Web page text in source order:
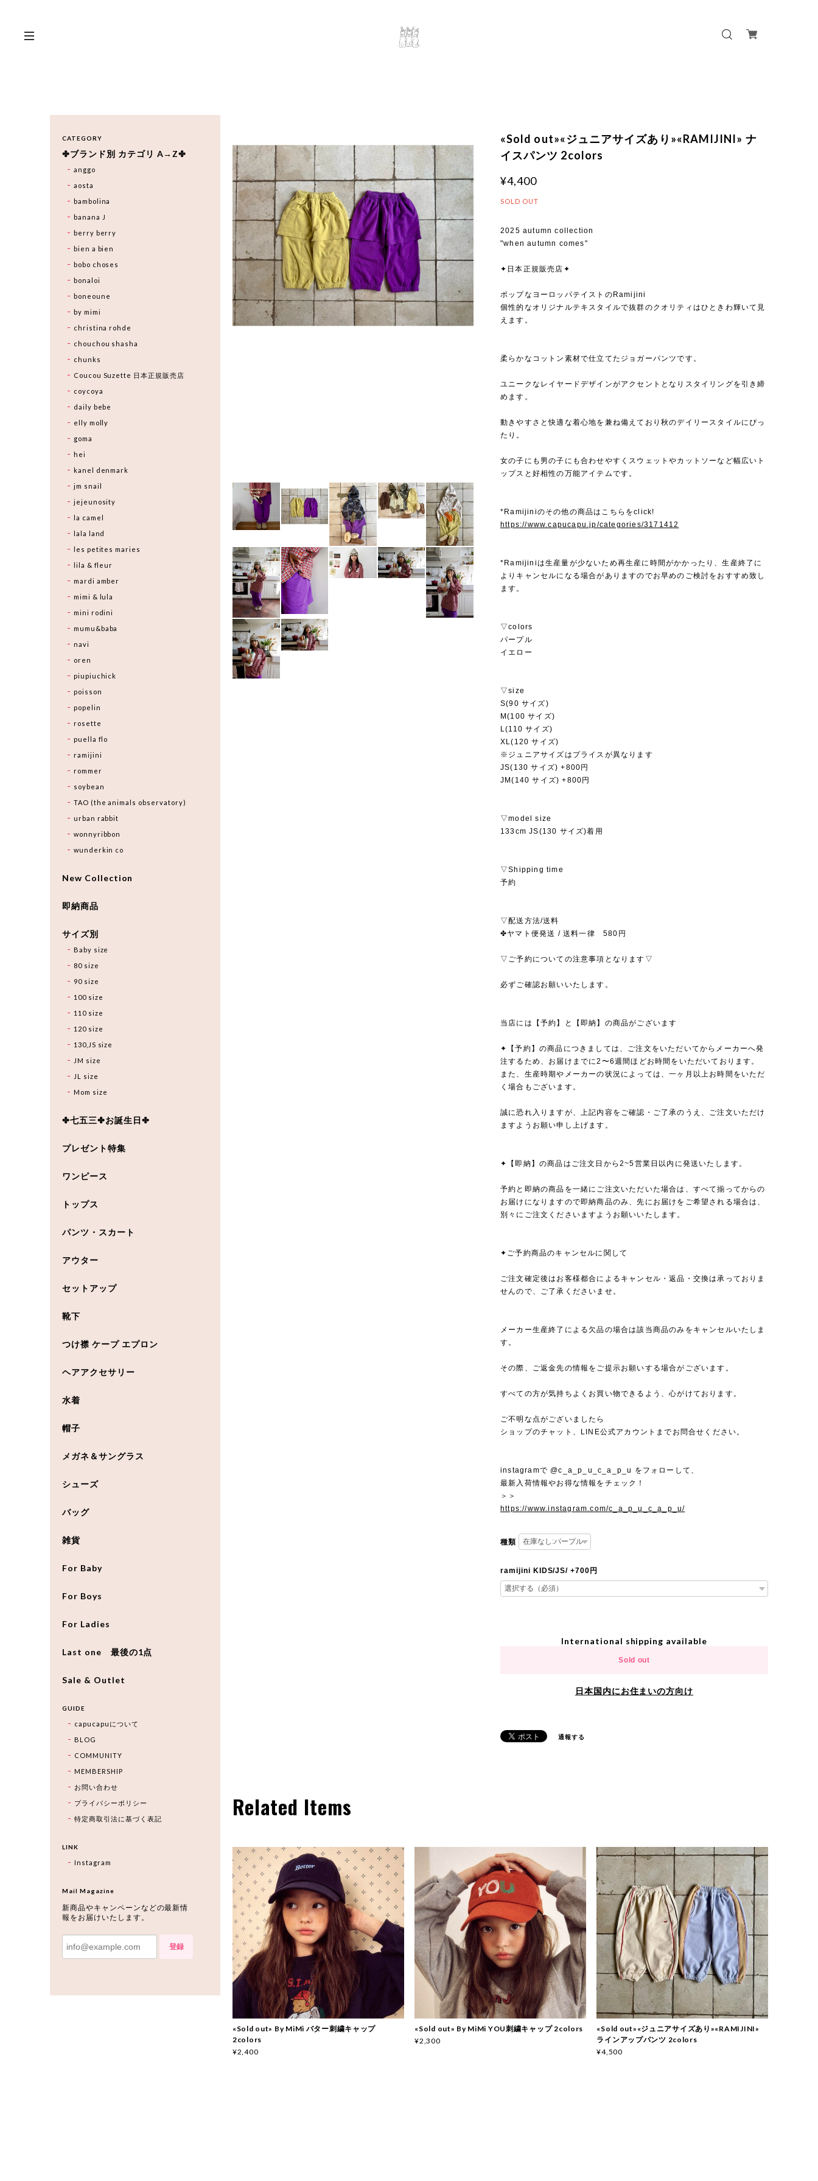
«Sold out»«ジュニアサイズあり»«RAMIJINI» ナ
イスパンツ 2colors
¥4,400
SOLD OUT
2025 autumn collection
"when autumn comes"
✦日本正規販売店✦
ポップなヨーロッパテイストのRamijini
個性的なオリジナルテキスタイルで抜群のクオリティはひときわ輝いて見
えます。
柔らかなコットン素材で仕立てたジョガーパンツです。
ユニークなレイヤードデザインがアクセントとなりスタイリングを引き締
めます。
動きやすさと快適な着心地を兼ね備えており秋のデイリースタイルにぴっ
たり。
女の子にも男の子にも合わせやすくスウェットやカットソーなど幅広いト
ップスと好相性の万能アイテムです。
*Ramijiniのその他の商品はこちらをclick!
https://www.capucapu.jp/categories/3171412
*Ramijiniは生産量が少ないため再生産に時間がかかったり、生産終了に
よりキャンセルになる場合がありますのでお早めのご検討をおすすめ致し
ます。
▽colors
パープル
イエロー
▽size
S(90 サイズ)
M(100 サイズ)
L(110 サイズ)
XL(120 サイズ)
※ジュニアサイズはプライスが異なります
JS(130 サイズ) +800円
JM(140 サイズ) +800円
▽model size
133cm JS(130 サイズ)着用
▽Shipping time
予約
▽配送方法/送料
✤ヤマト便発送 / 送料一律 580円
▽ご予約についての注意事項となります▽
必ずご確認お願いいたします。
当店には【予約】と【即納】の商品がございます
✦【予約】の商品につきましては、ご注文をいただいてからメーカーへ発
注するため、お届けまでに2〜6週間ほどお時間をいただいております。
また、生産時期やメーカーの状況によっては、一ヶ月以上お時間をいただ
く場合もございます。
誠に恐れ入りますが、上記内容をご確認・ご了承のうえ、ご注文いただけ
ますようお願い申し上げます。
✦【即納】の商品はご注文日から2~5営業日以内に発送いたします。
予約と即納の商品を一緒にご注文いただいた場合は、すべて揃ってからの
お届けになりますので即納商品のみ、先にお届けをご希望される場合は、
別々にご注文くださいますようお願いいたします。
✦ご予約商品のキャンセルに関して
ご注文確定後はお客様都合によるキャンセル・返品・交換は承っておりま
せんので、ご了承くださいませ。
メーカー生産終了による欠品の場合は該当商品のみをキャンセルいたしま
す。
その際、ご返金先の情報をご提示お願いする場合がございます。
すべての方が気持ちよくお買い物できるよう、心がけております。
ご不明な点がございましたら
ショップのチャット、LINE公式アカウントまでお問合せください。
instagramで @c_a_p_u_c_a_p_u をフォローして、
最新入荷情報やお得な情報をチェック！
＞＞
https://www.instagram.com/c_a_p_u_c_a_p_u/
種類
ramijini KIDS/JS/ +700円
International shipping available
Sold out
日本国内にお住まいの方向け
通報する
Related Items
«Sold out» By MiMi バター刺繍キャップ
2colors
¥2,400
«Sold out» By MiMi YOU刺繍キャップ 2colors
¥2,300
«Sold out»«ジュニアサイズあり»«RAMIJINI»
ラインアップパンツ 2colors
¥4,500
CATEGORY
✤ブランド別 カテゴリ A→Z✤
anggo
aosta
bambolina
banana J
berry berry
bien a bien
bobo choses
bonaloi
boneoune
by mimi
christina rohde
chouchou shasha
chunks
Coucou Suzette 日本正規販売店
coycoya
daily bebe
elly molly
goma
hei
kanel denmark
jm snail
jejeunosity
la camel
lala land
les petites maries
lila & fleur
mardi amber
mimi & lula
mini rodini
mumu&baba
navi
oren
piupiuchick
poisson
popelin
rosette
puella flo
ramijini
rommer
soybean
TAO (the animals observatory)
urban rabbit
wonnyribbon
wunderkin co
New Collection
即納商品
サイズ別
Baby size
80 size
90 size
100 size
110 size
120 size
130,JS size
JM size
JL size
Mom size
✤七五三✤お誕生日✤
プレゼント特集
ワンピース
トップス
パンツ・スカート
アウター
セットアップ
靴下
つけ襟 ケープ エプロン
ヘアアクセサリー
水着
帽子
メガネ＆サングラス
シューズ
バッグ
雑貨
For Baby
For Boys
For Ladies
Last one 最後の1点
Sale & Outlet
GUIDE
capucapuについて
BLOG
COMMUNITY
MEMBERSHIP
お問い合わせ
プライバシーポリシー
特定商取引法に基づく表記
LINK
Instagram
Mail Magazine
新商品やキャンペーンなどの最新情
報をお届けいたします。
登録